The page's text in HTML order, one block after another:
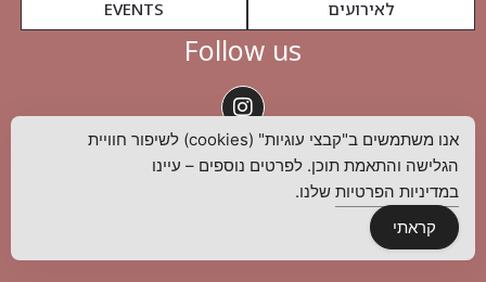
לאירועים
EVENTS
Follow us
02-6222312אנו משתמשים ב"קבצי עוגיות" (cookies) לשיפור חוויית
הגלישה והתאמת תוכן. לפרטים נוספים – עיינו
במדיניות הפרטיות שלנו.
קראתי